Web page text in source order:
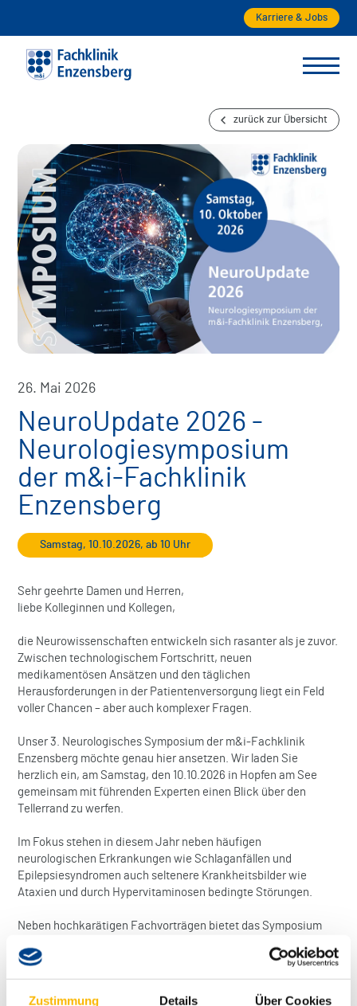
Zustimmung Details Über Cookies
Karriere & Jobs
zurück zur Übersicht
26. Mai 2026
NeuroUpdate 2026 -
Neurologiesymposium
der m&i-Fachklinik
Enzensberg
Samstag, 10.10.2026, ab 10 Uhr
Sehr geehrte Damen und Herren,
liebe Kolleginnen und Kollegen,
die Neurowissenschaften entwickeln sich rasanter als je zuvor.
Zwischen technologischem Fortschritt, neuen
medikamentösen Ansätzen und den täglichen
Herausforderungen in der Patientenversorgung liegt ein Feld
voller Chancen – aber auch komplexer Fragen.
Unser 3. Neurologisches Symposium der m&i-Fachklinik
Enzensberg möchte genau hier ansetzen. Wir laden Sie
herzlich ein, am Samstag, den 10.10.2026 in Hopfen am See
gemeinsam mit führenden Experten einen Blick über den
Tellerrand zu werfen.
Im Fokus stehen in diesem Jahr neben häufigen
neurologischen Erkrankungen wie Schlaganfällen und
Epilepsiesyndromen auch seltenere Krankheitsbilder wie
Ataxien und durch Hypervitaminosen bedingte Störungen.
Neben hochkarätigen Fachvorträgen bietet das Symposium
Wir freuen uns darauf, Sie persönlich in Hopfen am See
begrüßen zu dürfen und gemeinsam neue Impulse für unseren